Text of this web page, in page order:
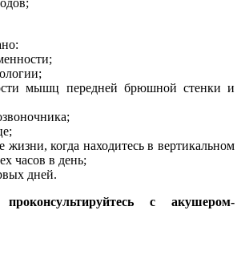
мышц передней брюшной стенки и
жизни, когда находитесь в вертикальном
часов в день;
дней.
с акушером-